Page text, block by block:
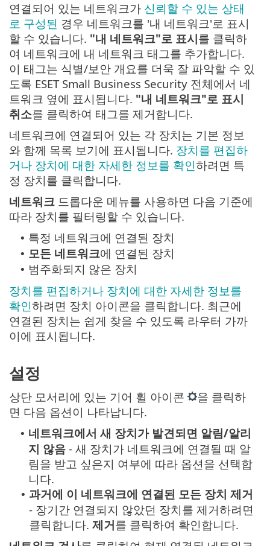
연결되어 있는 네트워크가 신뢰할 수 있는 상태
로 구성된 경우 네트워크를 '내 네트워크'로 표시
할 수 있습니다. "내 네트워크"로 표시를 클릭하
여 네트워크에 내 네트워크 태그를 추가합니다.
이 태그는 식별/보안 개요를 더욱 잘 파악할 수 있
도록 ESET Small Business Security 전체에서 네
트워크 옆에 표시됩니다. "내 네트워크"로 표시
취소를 클릭하여 태그를 제거합니다.
네트워크에 연결되어 있는 각 장치는 기본 정보
와 함께 목록 보기에 표시됩니다. 장치를 편집하
거나 장치에 대한 자세한 정보를 확인하려면 특
정 장치를 클릭합니다.
네트워크 드롭다운 메뉴를 사용하면 다음 기준에
따라 장치를 필터링할 수 있습니다.
• 특정 네트워크에 연결된 장치
• 모든 네트워크에 연결된 장치
• 범주화되지 않은 장치
장치를 편집하거나 장치에 대한 자세한 정보를
확인하려면 장치 아이콘을 클릭합니다. 최근에
연결된 장치는 쉽게 찾을 수 있도록 라우터 가까
이에 표시됩니다.
설정
상단 모서리에 있는 기어 휠 아이콘
을 클릭하
면 다음 옵션이 나타납니다.
• 네트워크에서 새 장치가 발견되면 알림/알리
지 않음 - 새 장치가 네트워크에 연결될 때 알
림을 받고 싶은지 여부에 따라 옵션을 선택합
니다.
• 과거에 이 네트워크에 연결된 모든 장치 제거
- 장기간 연결되지 않았던 장치를 제거하려면
클릭합니다. 제거를 클릭하여 확인합니다.